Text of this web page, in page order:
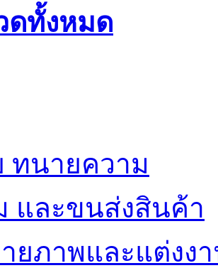
ดทั้งหมด
ทนายความ
และขนส่งสินค้า
ยภาพและแต่งง